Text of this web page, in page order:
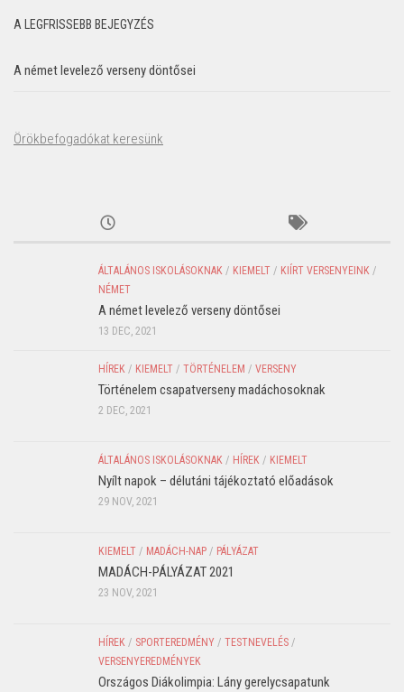
A LEGFRISSEBB BEJEGYZÉS
A német levelező verseny döntősei
Örökbefogadókat keresünk
ÁLTALÁNOS ISKOLÁSOKNAK / KIEMELT / KIÍRT VERSENYEINK /
NÉMET
A német levelező verseny döntősei
13 DEC, 2021
HÍREK / KIEMELT / TÖRTÉNELEM / VERSENY
Történelem csapatverseny madáchosoknak
2 DEC, 2021
ÁLTALÁNOS ISKOLÁSOKNAK / HÍREK / KIEMELT
Nyílt napok – délutáni tájékoztató előadások
29 NOV, 2021
KIEMELT / MADÁCH-NAP / PÁLYÁZAT
MADÁCH-PÁLYÁZAT 2021
23 NOV, 2021
HÍREK / SPORTEREDMÉNY / TESTNEVELÉS /
VERSENYEREDMÉNYEK
Országos Diákolimpia: Lány gerelycsapatunk